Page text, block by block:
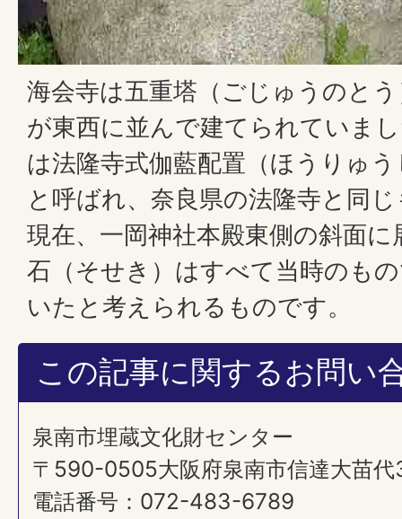
海会寺は五重塔（ごじゅうのと
が東西に並んで建てられていま
は法隆寺式伽藍配置（ほうりゅ
と呼ばれ、奈良県の法隆寺と同
現在、一岡神社本殿東側の斜面
石（そせき）はすべて当時のも
いたと考えられるものです。
この記事に関するお問い
泉南市埋蔵文化財センター
〒590-0505大阪府泉南市信達大苗
電話番号：072-483-6789